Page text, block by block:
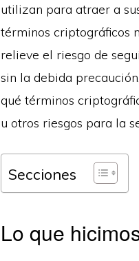
utilizan para atraer a
términos criptográficos
relieve el riesgo de
sin la debida precaución,
qué términos
u otros riesgos para la
Secciones
Lo que